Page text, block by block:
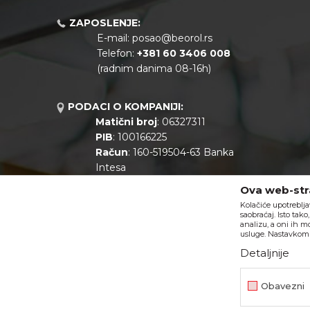
ZAPOSLENJE:
E-mail: posao@beorol.rs
Telefon: +381 60 3406 008
(radnim danima 08-16h)
PODACI O KOMPANIJI:
Matični broj: 06327311
PIB: 100166225
Račun: 160-519504-63 Banka
Intesa
Nastojimo da budemo što precizniji u opisu proizvoda,
Ova web-
Kolačiće
saobraćaj. Isto
analizu, a oni ih
usluge.
Detaljnije
Obavezni